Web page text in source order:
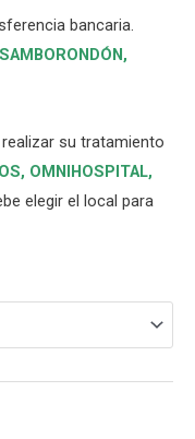
bancaria.
SAMBORONDÓN,
su tratamiento
OMNIHOSPITAL,
elegir el local para